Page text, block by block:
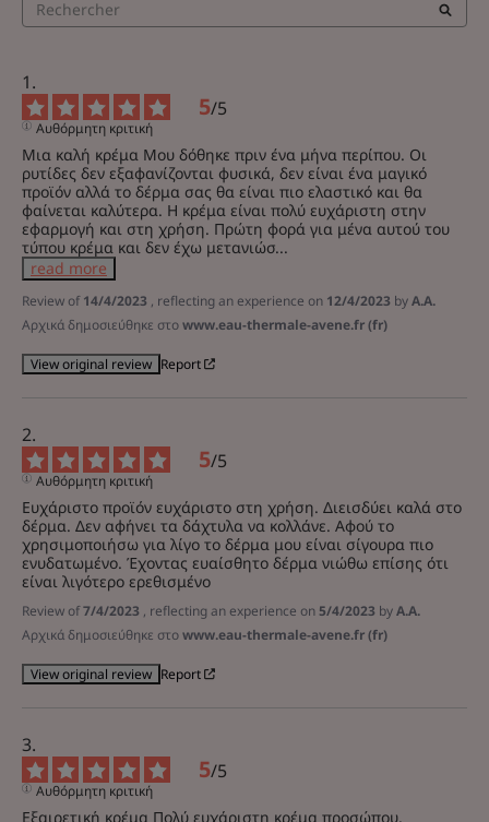
5/5
Αυθόρμητη κριτική
Μια καλή κρέμα Μου δόθηκε πριν ένα μήνα περίπου. Οι
ρυτίδες δεν εξαφανίζονται φυσικά, δεν είναι ένα μαγικό
προϊόν αλλά το δέρμα σας θα είναι πιο ελαστικό και θα
φαίνεται καλύτερα. Η κρέμα είναι πολύ ευχάριστη στην
εφαρμογή και στη χρήση. Πρώτη φορά για μένα αυτού του
τύπου κρέμα και δεν έχω μετανιώσ...
read more
Review of14/4/2023 , reflecting an experience on 12/4/2023 byA.A.
Αρχικά δημοσιεύθηκε στοwww.eau-thermale-avene.fr (fr)
View original review Report
5/5
Αυθόρμητη κριτική
Ευχάριστο προϊόν ευχάριστο στη χρήση. Διεισδύει καλά στο
δέρμα. Δεν αφήνει τα δάχτυλα να κολλάνε. Αφού το
χρησιμοποιήσω για λίγο το δέρμα μου είναι σίγουρα πιο
ενυδατωμένο. Έχοντας ευαίσθητο δέρμα νιώθω επίσης ότι
είναι λιγότερο ερεθισμένο
Review of7/4/2023 , reflecting an experience on5/4/2023 byA.A.
Αρχικά δημοσιεύθηκε στοwww.eau-thermale-avene.fr (fr)
View original review Report
5/5
Αυθόρμητη κριτική
Εξαιρετική κρέμα Πολύ ευχάριστη κρέμα προσώπου.